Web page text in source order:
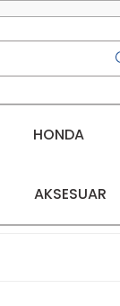
HONDA
AKSESUAR